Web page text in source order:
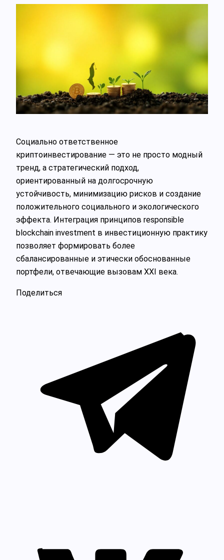
Социально ответственное
криптоинвестирование — это не просто модный
тренд, а стратегический подход,
ориентированный на долгосрочную
устойчивость, минимизацию рисков и создание
положительного социального и экологического
эффекта. Интеграция принципов responsible
blockchain investment в инвестиционную практику
позволяет формировать более
сбалансированные и этически обоснованные
портфели, отвечающие вызовам XXI века.
Поделиться